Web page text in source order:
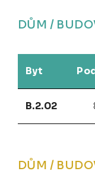
DŮM /
Byt
B.2.02
DŮM /